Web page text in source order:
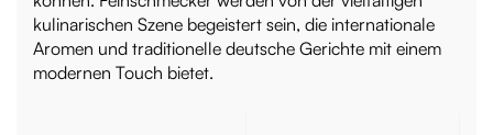
kulinarischen Szene begeistert sein, die internationale
Aromen und traditionelle deutsche Gerichte mit einem
modernen Touch bietet.